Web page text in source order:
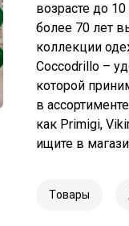
возрасте до
более 70 лет
коллекции
Coccodrillo –
которой
в
как Primigi,
ищите в
Tовары